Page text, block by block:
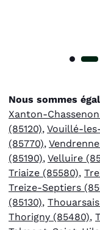
Nous sommes
Xanton-
(85120), Vouillé-
(85770),
(85190), Velluire
Triaize (85580),
Treize-Septiers
(85130),
Thorigny (85480),